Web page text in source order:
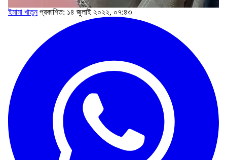
ইমামা খাতুন প্রকাশিত: ১৪ জুলাই ২০২২, ০৭:৪৩